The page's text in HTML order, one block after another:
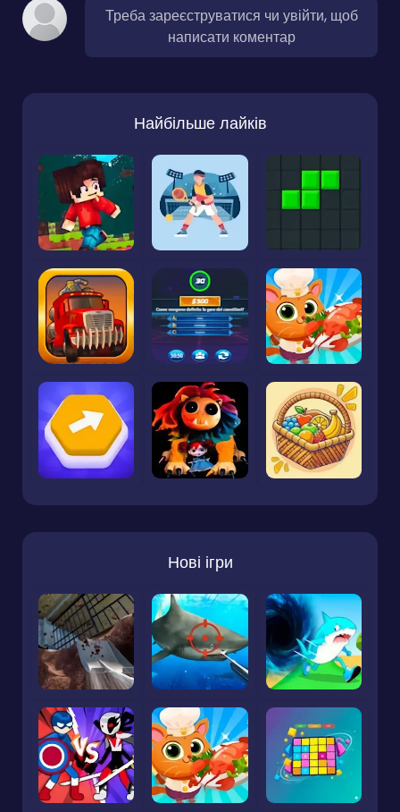
Треба зареєструватися чи увійти, щоб
написати коментар
Найбільше лайків
Нові ігри